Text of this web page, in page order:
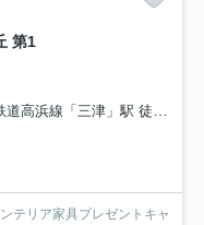
第1
高浜線「三津」駅 徒歩17分
テリア家具プレゼントキャ